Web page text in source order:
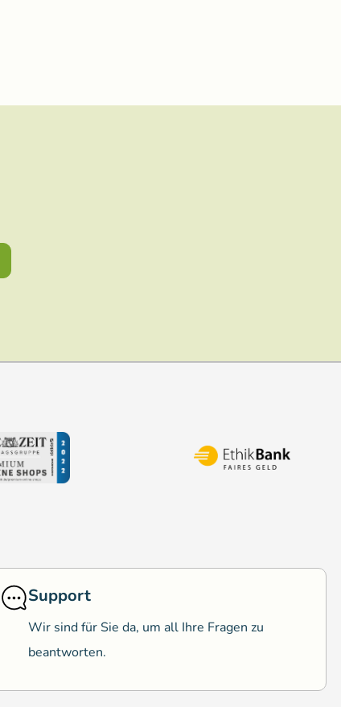
Support
Wir sind für Sie da, um all Ihre Fragen zu
beantworten.